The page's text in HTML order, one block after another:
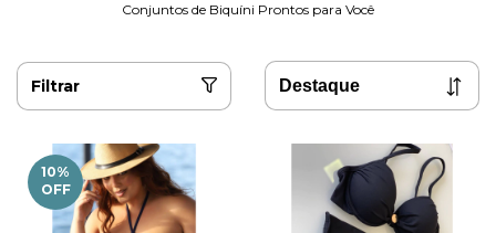
Conjuntos de Biquíni Prontos para Você
Filtrar
10%
OFF